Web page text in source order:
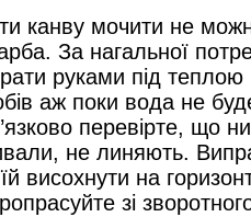
канву мочити не
За нагальної
руками під
аж поки вода не
перевірте, що
не линяють.
висохнути на
зі